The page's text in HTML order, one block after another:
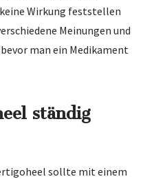
Wirkung feststellen
Meinungen und
man ein Medikament
ständig
sollte mit einem